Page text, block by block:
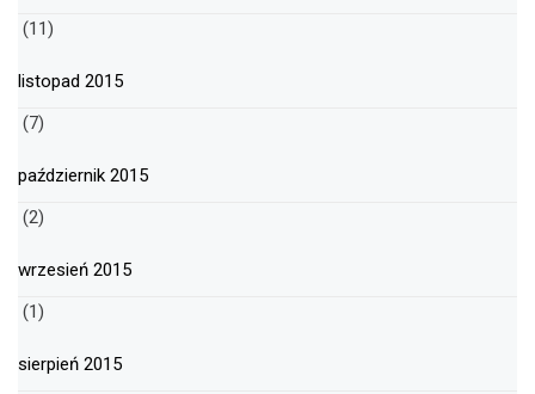
(11)
listopad 2015
(7)
październik 2015
(2)
wrzesień 2015
(1)
sierpień 2015